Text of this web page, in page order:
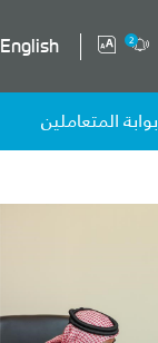
2
English
بوابة المتعاملين